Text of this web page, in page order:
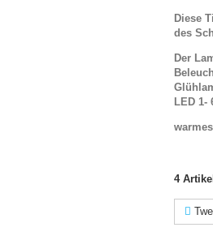
Diese
des
Der
LED 1-
4 Artikel